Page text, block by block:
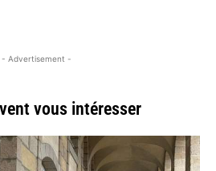
- Advertisement -
vous intéresser